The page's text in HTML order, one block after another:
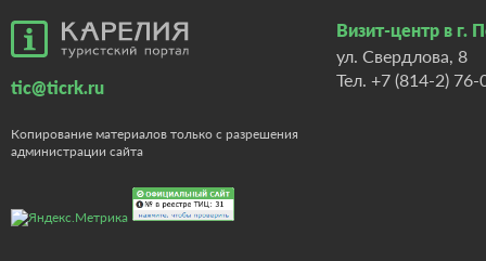
tic@ticrk.ru
Копирование материалов только с разрешения
администрации сайта
Визит-центр в г.
ул. Свердлова, 8
Тел. +7 (814-2) 76-